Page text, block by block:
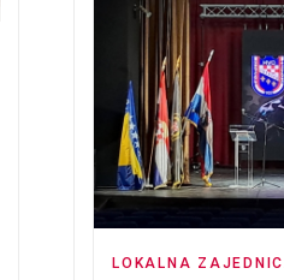
LOKALNA